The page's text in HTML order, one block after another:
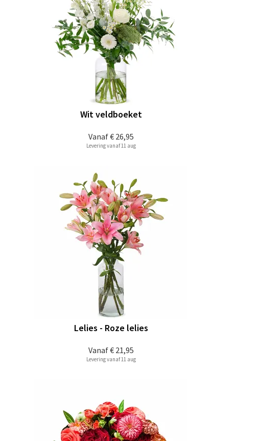
Vanaf€ 26,95
Wit veldboeket
Levering vanaf 11 aug
Vanaf€ 21,95
Lelies - Roze lelies
Levering vanaf 11 aug